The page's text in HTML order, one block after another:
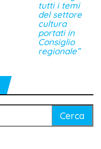
tutti i temi
del settore
cultura
portati in
Consiglio
regionale”